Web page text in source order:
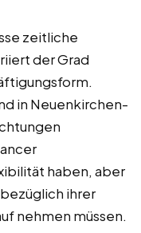
zeitliche
der Grad
in Neuenkirchen-
haben, aber
ihrer
nehmen müssen.